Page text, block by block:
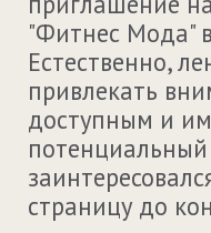
"Фитнес Мода"
Естественно,
привлекать
доступным и
страницу до